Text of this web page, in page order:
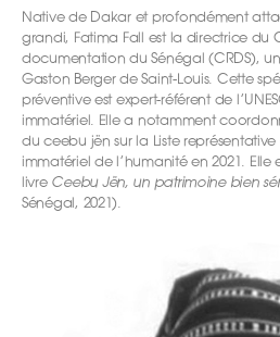
Native de Dakar et profondément
grandi, Fatima Fall est la directrice du
documentation du Sénégal (CRDS), un
Gaston Berger de Saint-Louis. Cette
préventive est expert-référent de
immatériel. Elle a notamment
du ceebu jën sur la Liste
immatériel de l’humanité en 2021.
livre Ceebu Jën, un patrimoine bien
Sénégal, 2021).